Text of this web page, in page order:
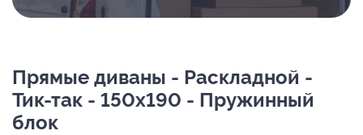
Прямые диваны - Раскладной -
Тик-так - 150х190 - Пружинный
блок